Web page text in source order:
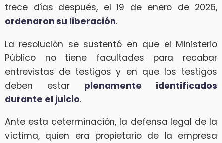
trece días después, el 19 de enero de 2026,
ordenaron su liberación.
La resolución se sustentó en que el Ministerio
Público no tiene facultades para recabar
entrevistas de testigos y en que los testigos
deben estar plenamente identificados
durante el juicio.
Ante esta determinación, la defensa legal de la
víctima, quien era propietario de la empresa